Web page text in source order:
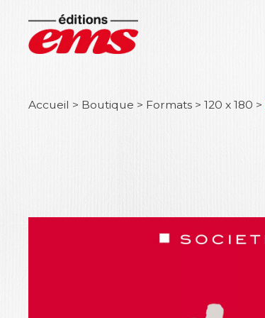
Accueil > Boutique > Formats > 120 x 180 >